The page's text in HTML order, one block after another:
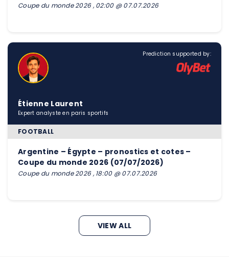
Coupe du monde 2026 , 02:00 @ 07.07.2026
Prediction supported by:
Étienne Laurent
Expert analyste en paris sportifs
FOOTBALL
Argentine – Égypte – pronostics et cotes –
Coupe du monde 2026 (07/07/2026)
Coupe du monde 2026 , 18:00 @ 07.07.2026
VIEW ALL